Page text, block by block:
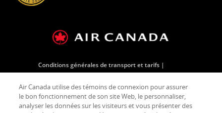
Conditions générales de transport et tarifs
Plan d'urgence en cas de longs retards sur l'aire de trafic
Conditions d'utilisation
Air Canada utilise des témoins de connexion pour assurer
le bon fonctionnement de son site Web, le personnaliser,
analyser les données sur les visiteurs et vous présenter des